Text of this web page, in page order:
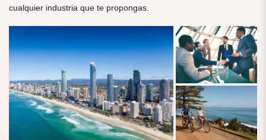
cualquier industria que te propongas.